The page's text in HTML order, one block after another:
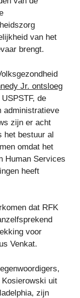
van het
brengt.
Jr. ontsloeg
de
administratieve
zijn er acht
het bestuur al
omdat het
Human Services
heeft
dat RFK
voor
Venkat.
Kosierowski uit
zijn